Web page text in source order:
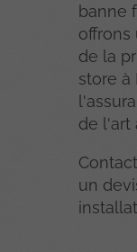
banne
offrons
de la
store à
de l'art
un